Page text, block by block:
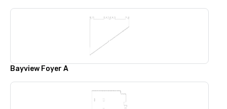
Bayview Foyer A